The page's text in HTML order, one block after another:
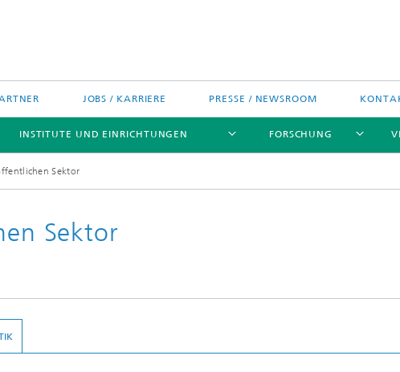
JOBS / KARRIERE PRESSE / NEWSROOM
Fraunhofer-
INSTITUTE UND EINRICHTUNGEN
Nord- und Südamerika
FORSCHUNG
Sektor
Sektor